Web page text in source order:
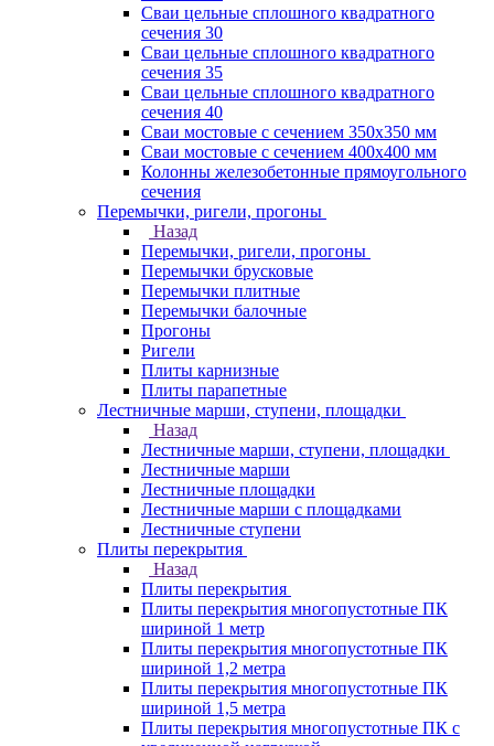
Сваи цельные сплошного квадратного
сечения 30
Сваи цельные сплошного квадратного
сечения 35
Сваи цельные сплошного квадратного
сечения 40
Сваи мостовые с сечением 350х350 мм
Сваи мостовые с сечением 400х400 мм
Колонны железобетонные прямоугольного
сечения
Перемычки, ригели, прогоны
Назад
Перемычки, ригели, прогоны
Перемычки брусковые
Перемычки плитные
Перемычки балочные
Прогоны
Ригели
Плиты карнизные
Плиты парапетные
Лестничные марши, ступени, площадки
Назад
Лестничные марши, ступени, площадки
Лестничные марши
Лестничные площадки
Лестничные марши с площадками
Лестничные ступени
Плиты перекрытия
Назад
Плиты перекрытия
Плиты перекрытия многопустотные ПК
шириной 1 метр
Плиты перекрытия многопустотные ПК
шириной 1,2 метра
Плиты перекрытия многопустотные ПК
шириной 1,5 метра
Плиты перекрытия многопустотные ПК с